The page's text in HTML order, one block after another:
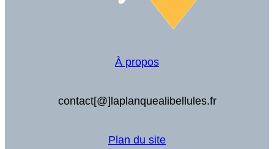
À propos
contact[@]laplanquealibellules.fr
Plan du site